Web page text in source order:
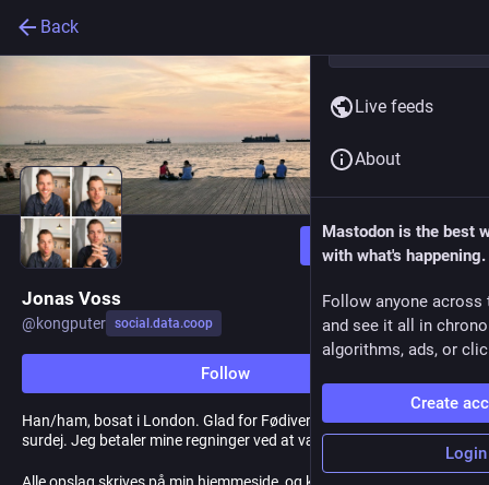
Back
Follow
Jonas Voss
@kongputer social.data.coop
Follow
Han/ham, bosat i London. Glad for Fødiverset, internettet, og
surdej. Jeg betaler mine regninger ved at være analytiker.
Live feeds
About
Mastodon is the best
with what's happening.
Follow anyone across
and see it all in
algorithms, ads, or
Create
Login